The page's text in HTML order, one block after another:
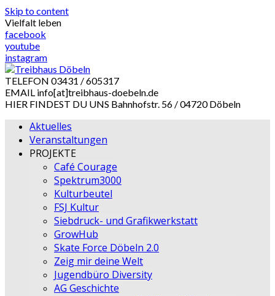
Skip to content
Vielfalt leben
facebook
youtube
instagram
TELEFON 03431 / 605317
EMAIL info[at]treibhaus-doebeln.de
HIER FINDEST DU UNS Bahnhofstr. 56 / 04720 Döbeln
Aktuelles
Veranstaltungen
PROJEKTE
Café Courage
Spektrum3000
Kulturbeutel
FSJ Kultur
Siebdruck- und Grafikwerkstatt
GrowHub
Skate Force Döbeln 2.0
Zeig mir deine Welt
Jugendbüro Diversity
AG Geschichte